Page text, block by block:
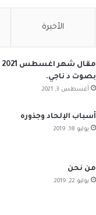
الأخيرة
بصوت د ناجي.
أغسطس 3, 2021
أسباب الإلحاد وجذوره
يوليو 18, 2019
من نحن
يوليو 22, 2019